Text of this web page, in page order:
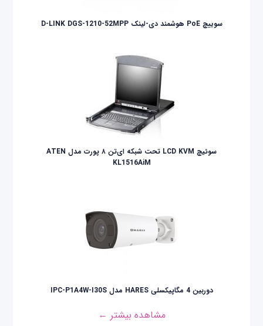
سوییچ PoE هوشمند دی-لینک D-LINK DGS-1210-52MPP
سوئيچ LCD KVM تحت شبکه ای‌تن ۸ پورت مدل ATEN
KL1516AiM
دوربین 4 مگاپیکسلی HARES مدل IPC-P1A4W-I30S
مشاهده بیشتر ←